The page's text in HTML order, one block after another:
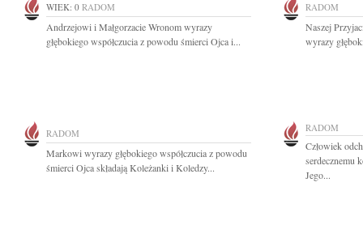
WIEK: 0 RADOM
Andrzejowi i Małgorzacie Wronom wyrazy
głębokiego współczucia z powodu śmierci Ojca i...
RADOM
Naszej
wyrazy
RADOM
Markowi wyrazy głębokiego współczucia z powodu
śmierci Ojca składają Koleżanki i Koledzy...
RADOM
Człowiek
serdecznemu
Jego...